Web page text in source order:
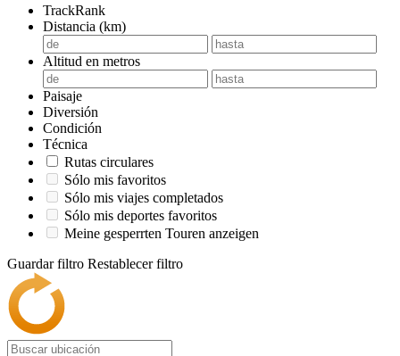
TrackRank
Distancia (km)
Altitud en metros
Paisaje
Diversión
Condición
Técnica
Rutas circulares
Sólo mis favoritos
Sólo mis viajes completados
Sólo mis deportes favoritos
Meine gesperrten Touren anzeigen
Guardar filtro Restablecer filtro